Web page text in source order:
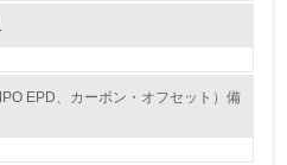
する方針、規定等を持っ
EPD、カーボン・オフセット）備